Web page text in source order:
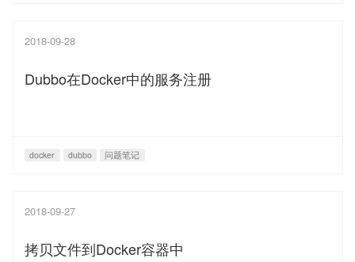
2018-09-28
Dubbo在Docker中的服务注册
docker dubbo 问题笔记
2018-09-27
拷贝文件到Docker容器中